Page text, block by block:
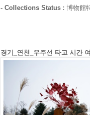
- Collections Status : 博物館
경기_연천_우주선 타고 시간